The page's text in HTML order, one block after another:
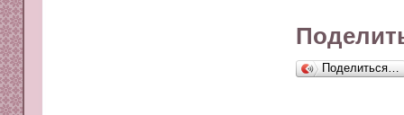
Поделиться…